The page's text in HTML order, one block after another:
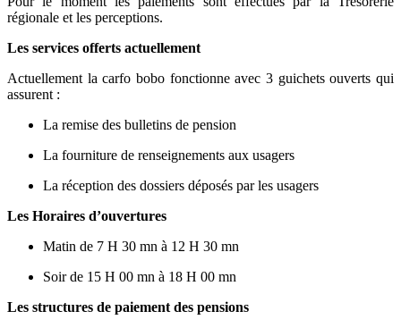
régionale et les perceptions.
Les services offerts actuellement
Actuellement la carfo bobo fonctionne avec 3 guichets ouverts qui
assurent :
La remise des bulletins de pension
La fourniture de renseignements aux usagers
La réception des dossiers déposés par les usagers
Les Horaires d’ouvertures
Matin de 7 H 30 mn à 12 H 30 mn
Soir de 15 H 00 mn à 18 H 00 mn
Les structures de paiement des pensions